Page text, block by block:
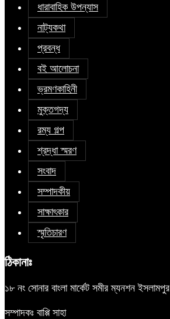
ধারাবাহিক উপন্যাস
নাট্যকথা
প্রবন্ধ
বই আলোচনা
ভ্রমণকাহিনী
মুক্তগদ্য
রম্য গল্প
শ্রদ্ধা স্মরণ
সংবাদ
সম্পাদকীয়
সাক্ষাৎকার
স্মৃতিচারণ
ঠিকানাঃ
১৮ নং সোনার বাংলা মার্কেট সমীর ম্যনশন
সম্পাদকঃ বাপ্পি সাহা